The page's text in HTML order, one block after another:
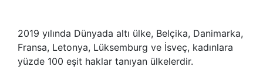
2019 yılında Dünyada altı ülke, Belçika, Danimarka,
Fransa, Letonya, Lüksemburg ve İsveç, kadınlara
yüzde 100 eşit haklar tanıyan ülkelerdir.